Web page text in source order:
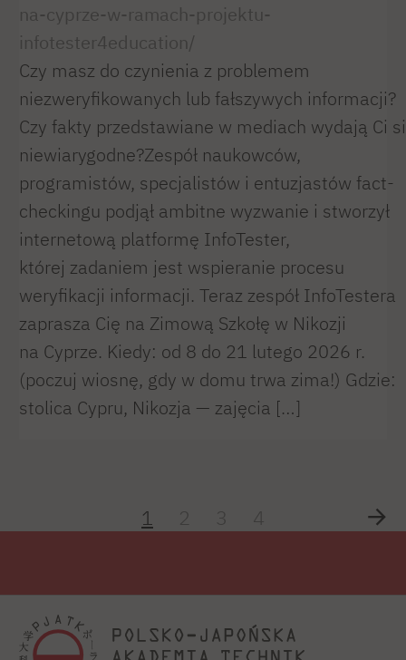
na-cyprze-w-ramach-projektu-
infotester4education/
Czy masz do czynienia z problemem
niezweryfikowanych lub fałszywych informacji?
Czy fakty przedstawiane w mediach wydają Ci
niewiarygodne?Zespół naukowców,
programistów, specjalistów i entuzjastów fact-
checkingu podjął ambitne wyzwanie i stworzył
internetową platformę InfoTester,
której zadaniem jest wspieranie procesu
weryfikacji informacji. Teraz zespół InfoTestera
zaprasza Cię na Zimową Szkołę w Nikozji
na Cyprze. Kiedy: od 8 do 21 lutego 2026 r.
(poczuj wiosnę, gdy w domu trwa zima!) Gdzie:
stolica Cypru, Nikozja — zajęcia […]
1 2 3 4